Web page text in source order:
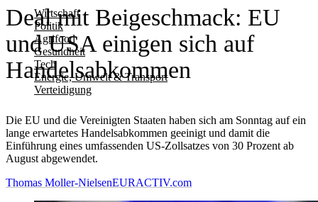
Wirtschaft
Politik
Agrifood
Gesundheit
Tech
Energie, Umwelt & Transport
Verteidigung
Deal mit Beigeschmack: EU
und USA einigen sich auf
Handelsabkommen
Die EU und die Vereinigten Staaten haben sich am Sonntag auf ein
lange erwartetes Handelsabkommen geeinigt und damit die
Einführung eines umfassenden US-Zollsatzes von 30 Prozent ab
August abgewendet.
Thomas Moller-NielsenEURACTIV.com